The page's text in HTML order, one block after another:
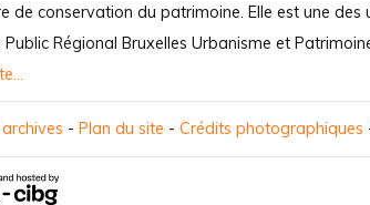
de conservation du patrimoine. Elle est une des
Public Régional Bruxelles Urbanisme et
- Plan du site - Crédits photographiques